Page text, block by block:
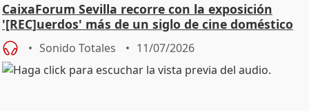
CaixaForum Sevilla recorre con la exposición
'[REC]uerdos' más de un siglo de cine doméstico
Sonido Totales 11/07/2026